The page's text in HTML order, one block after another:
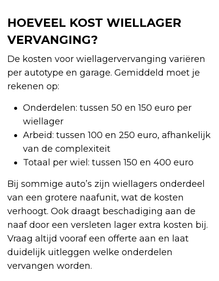
HOEVEEL KOST WIELLAGER
VERVANGING?
De kosten voor wiellagervervanging variëren
per autotype en garage. Gemiddeld moet je
rekenen op:
Onderdelen: tussen 50 en 150 euro per
wiellager
Arbeid: tussen 100 en 250 euro, afhankelijk
van de complexiteit
Totaal per wiel: tussen 150 en 400 euro
Bij sommige auto’s zijn wiellagers onderdeel
van een grotere naafunit, wat de kosten
verhoogt. Ook draagt beschadiging aan de
naaf door een versleten lager extra kosten bij.
Vraag altijd vooraf een offerte aan en laat
duidelijk uitleggen welke onderdelen
vervangen worden.